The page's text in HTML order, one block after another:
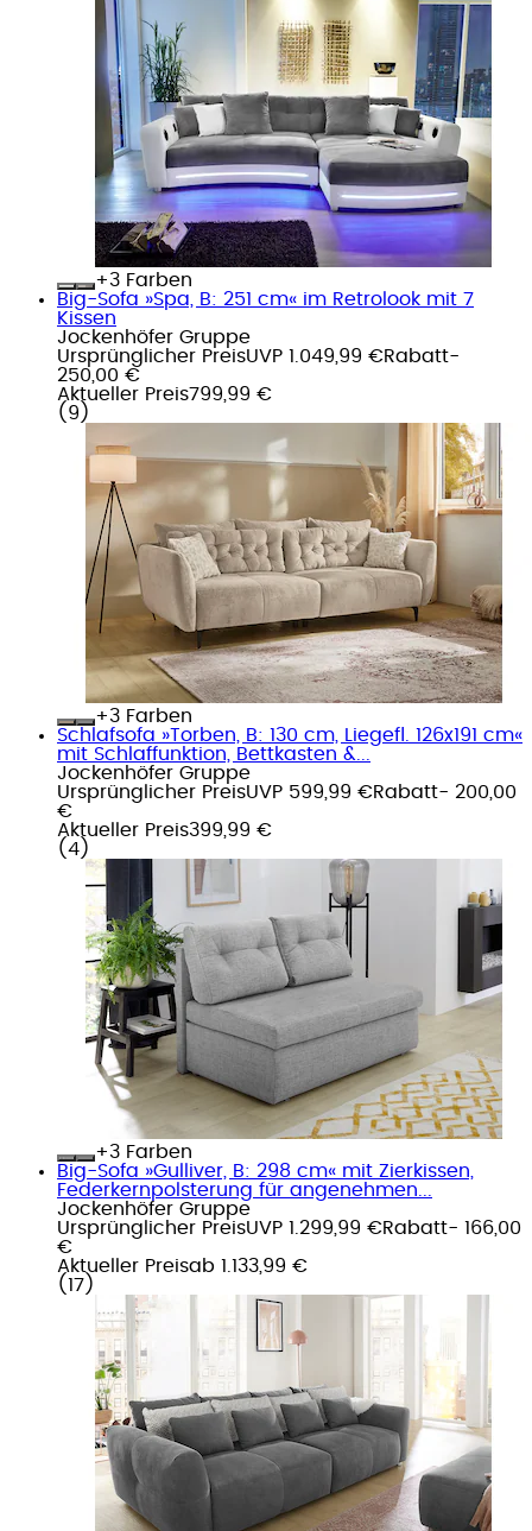
+
Farben
Big-Sofa »Spa, B: 251 cm« im Retrolook mit 7
Kissen
Jockenhöfer Gruppe
Ursprünglicher PreisUVP 1.049,99 €Rabatt-
250,00 €
Aktueller Preis799,99 €
( 9 )
+
Farben
Schlafsofa »Torben, B: 130 cm, Liegefl. 126x191 cm«
mit Schlaffunktion, Bettkasten &...
Jockenhöfer Gruppe
Ursprünglicher PreisUVP 599,99 €Rabatt- 200,00
€
Aktueller Preis399,99 €
( 4 )
+
Farben
Big-Sofa »Gulliver, B: 298 cm« mit Zierkissen,
Federkernpolsterung für angenehmen...
Jockenhöfer Gruppe
Ursprünglicher PreisUVP 1.299,99 €Rabatt- 166,00
€
Aktueller Preisab 1.133,99 €
( 17 )